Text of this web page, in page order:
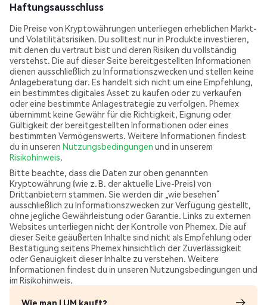
Haftungsausschluss
Die Preise von Kryptowährungen unterliegen erheblichen Markt-
und Volatilitätsrisiken. Du solltest nur in Produkte investieren,
mit denen du vertraut bist und deren Risiken du vollständig
verstehst. Die auf dieser Seite bereitgestellten Informationen
dienen ausschließlich zu Informationszwecken und stellen keine
Anlageberatung dar. Es handelt sich nicht um eine Empfehlung,
ein bestimmtes digitales Asset zu kaufen oder zu verkaufen
oder eine bestimmte Anlagestrategie zu verfolgen. Phemex
übernimmt keine Gewähr für die Richtigkeit, Eignung oder
Gültigkeit der bereitgestellten Informationen oder eines
bestimmten Vermögenswerts. Weitere Informationen findest
du in unseren Nutzungsbedingungen und in unserem
Risikohinweis.
Bitte beachte, dass die Daten zur oben genannten
Kryptowährung (wie z. B. der aktuelle Live-Preis) von
Drittanbietern stammen. Sie werden dir „wie besehen“
ausschließlich zu Informationszwecken zur Verfügung gestellt,
ohne jegliche Gewährleistung oder Garantie. Links zu externen
Websites unterliegen nicht der Kontrolle von Phemex. Die auf
dieser Seite geäußerten Inhalte sind nicht als Empfehlung oder
Bestätigung seitens Phemex hinsichtlich der Zuverlässigkeit
oder Genauigkeit dieser Inhalte zu verstehen. Weitere
Informationen findest du in unseren Nutzungsbedingungen und
im Risikohinweis.
Wie man LUM kauft?